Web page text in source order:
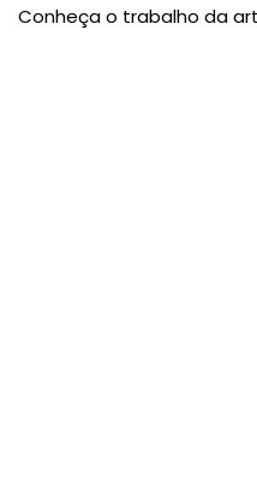
Conheça o trabalho da